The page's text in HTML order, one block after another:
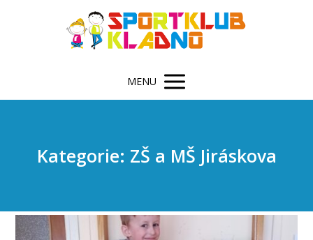
MENU
Kategorie: ZŠ a MŠ Jiráskova